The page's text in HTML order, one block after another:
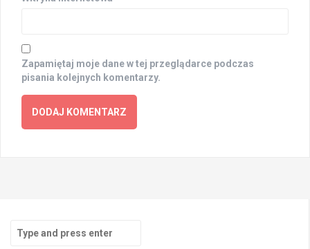
Zapamiętaj moje dane w tej przeglądarce podczas
pisania kolejnych komentarzy.
Search
for: